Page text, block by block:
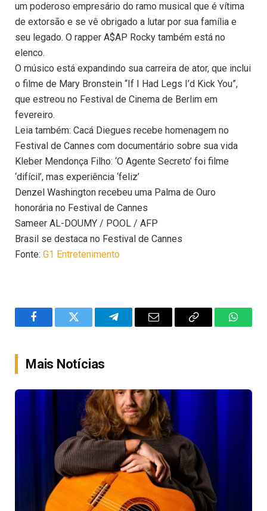
um poderoso empresário do ramo musical que é vítima
de extorsão e se vê obrigado a lutar por sua família e
seu legado. O rapper A$AP Rocky também está no
elenco.
O músico está expandindo sua carreira de ator, que inclui
o filme de Mary Bronstein “If I Had Legs I’d Kick You”,
que estreou no Festival de Cinema de Berlim em
fevereiro.
Leia também: Cacá Diegues recebe homenagem no
Festival de Cannes com documentário sobre sua vida
Kleber Mendonça Filho: ‘O Agente Secreto’ foi filme
‘difícil’, mas experiência ‘feliz’
Denzel Washington recebeu uma Palma de Ouro
honorária no Festival de Cannes
Sameer AL-DOUMY / POOL / AFP
Brasil se destaca no Festival de Cannes
Fonte: G1 Entretenimento
FacebookTwitter TelegramEmail
Copy
Mais Notícias